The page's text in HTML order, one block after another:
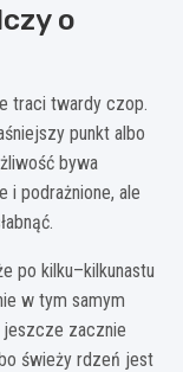
o
traci twardy czop.
punkt albo
bywa
i podrażnione, ale
po kilku–kilkunastu
w tym samym
jeszcze zacznie
świeży rdzeń jest